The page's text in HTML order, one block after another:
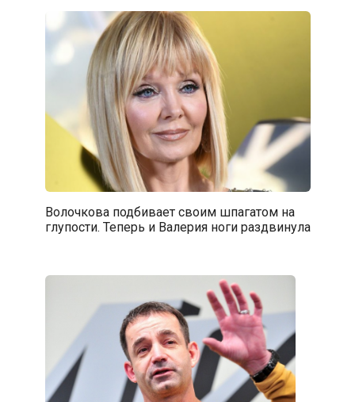
Волочкова подбивает своим шпагатом на
глупости. Теперь и Валерия ноги раздвинула